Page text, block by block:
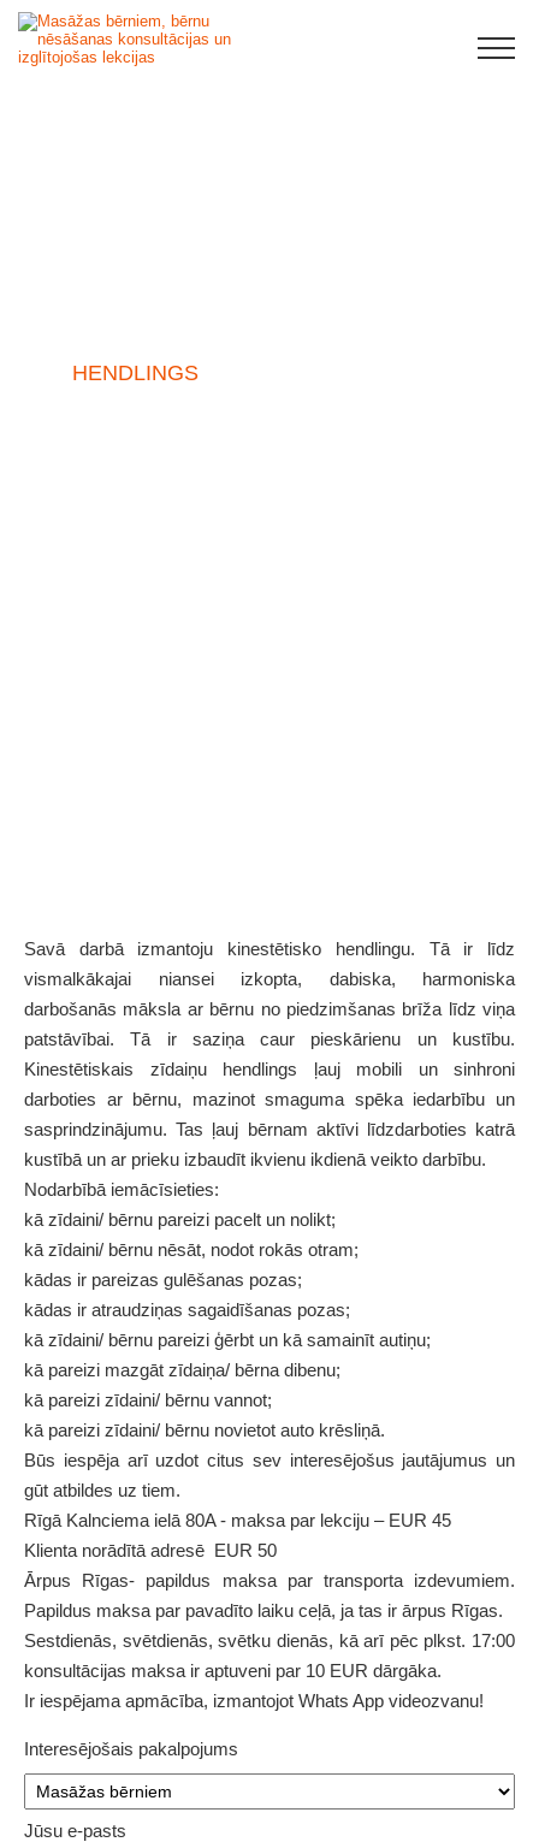
HENDLINGS
Savā darbā izmantoju kinestētisko hendlingu. Tā ir līdz
vismalkākajai niansei izkopta, dabiska, harmoniska
darbošanās māksla ar bērnu no piedzimšanas brīža līdz viņa
patstāvībai. Tā ir saziņa caur pieskārienu un kustību.
Kinestētiskais zīdaiņu hendlings ļauj mobili un sinhroni
darboties ar bērnu, mazinot smaguma spēka iedarbību un
sasprindzinājumu. Tas ļauj bērnam aktīvi līdzdarboties katrā
kustībā un ar prieku izbaudīt ikvienu ikdienā veikto darbību.
Nodarbībā iemācīsieties:
kā zīdaini/ bērnu pareizi pacelt un nolikt;
kā zīdaini/ bērnu nēsāt, nodot rokās otram;
kādas ir pareizas gulēšanas pozas;
kādas ir atraudziņas sagaidīšanas pozas;
kā zīdaini/ bērnu pareizi ģērbt un kā samainīt autiņu;
kā pareizi mazgāt zīdaiņa/ bērna dibenu;
kā pareizi zīdaini/ bērnu vannot;
kā pareizi zīdaini/ bērnu novietot auto krēsliņā.
Būs iespēja arī uzdot citus sev interesējošus jautājumus un
gūt atbildes uz tiem.
Rīgā Kalnciema ielā 80A - maksa par lekciju – EUR 45
Klienta norādītā adresē EUR 50
Ārpus Rīgas- papildus maksa par transporta izdevumiem.
Papildus maksa par pavadīto laiku ceļā, ja tas ir ārpus Rīgas.
Sestdienās, svētdienās, svētku dienās, kā arī pēc plkst. 17:00
konsultācijas maksa ir aptuveni par 10 EUR dārgāka.
Ir iespējama apmācība, izmantojot Whats App videozvanu!
Interesējošais pakalpojums
Jūsu e-pasts